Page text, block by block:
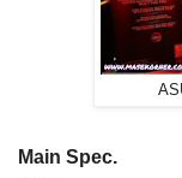
Main Spec.